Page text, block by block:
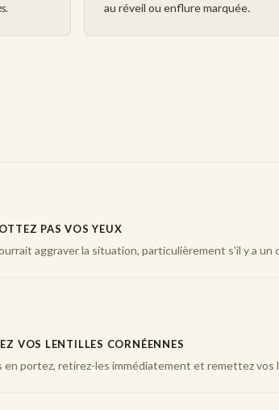
au réveil ou enflure marquée.
PAS VOS YEUX
aggraver la situation, particulièrement s'il y a un
VOS LENTILLES CORNÉENNES
en portez, retirez-les immédiatement et remettez vos